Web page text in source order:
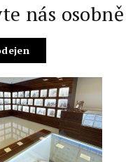
nás osobně